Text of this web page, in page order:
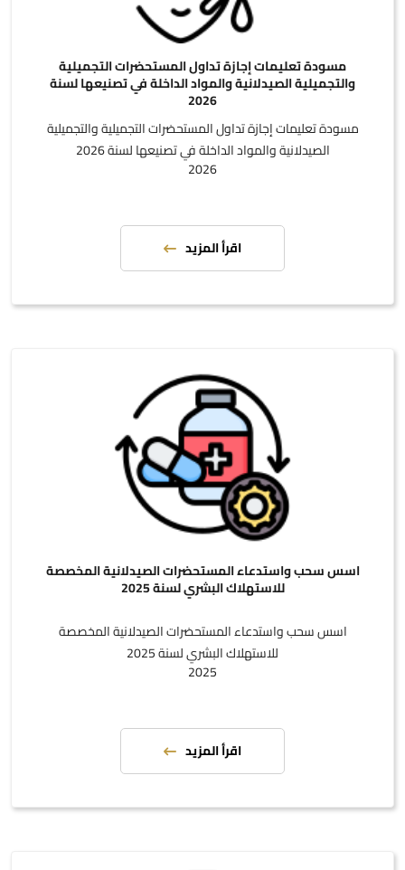
مسودة تعليمات إجازة تداول المستحضرات التجميلية
والتجميلية الصيدلانية والمواد الداخلة في تصنيعها لسنة
2026
مسودة تعليمات إجازة تداول المستحضرات التجميلية والتجميلية
الصيدلانية والمواد الداخلة في تصنيعها لسنة 2026
2026
اقرأ المزيد
اسس سحب واستدعاء المستحضرات الصيدلانية المخصصة
للاستهلاك البشري لسنة 2025
اسس سحب واستدعاء المستحضرات الصيدلانية المخصصة
للاستهلاك البشري لسنة 2025
2025
اقرأ المزيد